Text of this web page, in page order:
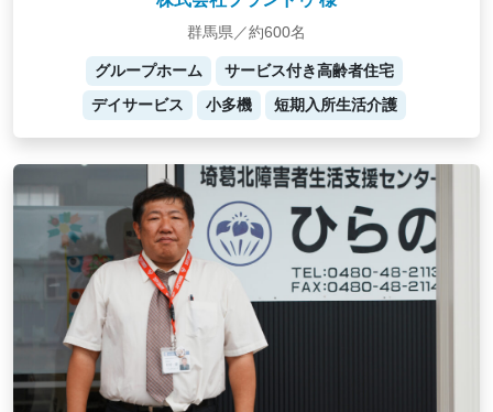
群馬県／約600名
グループホーム
サービス付き高齢者住宅
デイサービス
小多機 短期入所生活介護